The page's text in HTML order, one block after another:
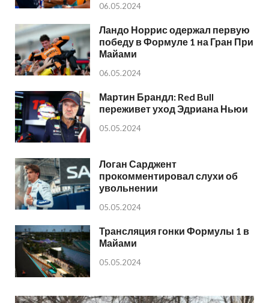
06.05.2024
Ландо Норрис одержал первую
победу в Формуле 1 на Гран При
Майами
06.05.2024
Мартин Брандл: Red Bull
переживет уход Эдриана Ньюи
05.05.2024
Логан Сарджент
прокомментировал слухи об
увольнении
05.05.2024
Трансляция гонки Формулы 1 в
Майами
05.05.2024